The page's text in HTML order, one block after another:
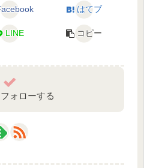
はてブ
LINE コピー
ォローする